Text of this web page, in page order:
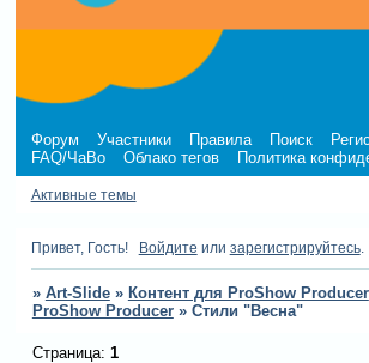
Форум Участники Правила Поиск
FAQ/ЧаВо
Облако тегов Политика
Активные темы
Привет, Гость! Войдите или зарегистрируйтесь.
» Art-Slide » Контент для ProShow Producer
ProShow Producer » Стили "Весна"
Страница: 1